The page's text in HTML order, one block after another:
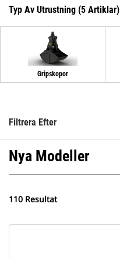
Typ Av Utrustning (5 Artiklar)
Gripskopor
Filtrera Efter
Nya Modeller
110 Resultat